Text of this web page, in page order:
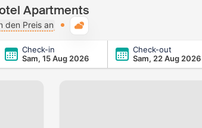
Apartments
den Preis an
Check-in
Sam, 15 Aug 2026
Check-out
Sam, 22 Aug 2026